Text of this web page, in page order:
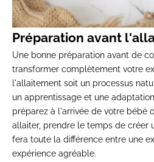
Préparation avant
Une bonne préparation avant de
transformer complètement votre
l'allaitement soit un processus
un apprentissage et une
préparez à l'arrivée de votre bébé
allaiter, prendre le temps de créer
fera toute la différence entre une
expérience agréable.